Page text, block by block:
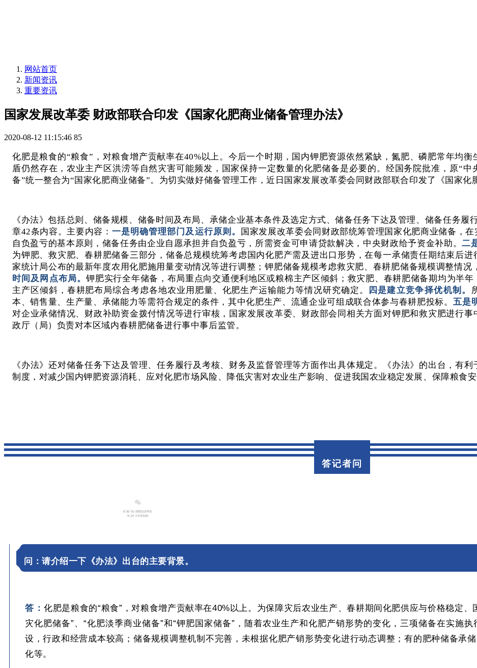
网站首页
新闻资讯
重要资讯
国家发展改革委 财政部联合印发《国家化肥商业储备管理办法》
2020-08-12 11:15:46 85
化肥是粮食的“粮食”，对粮食增产贡献率在40%以上。今后一个时期，国内钾肥资源依然紧缺，氮肥、磷肥常年均
盾仍然存在，农业主产区洪涝等自然灾害可能频发，国家保持一定数量的化肥储备是必要的。经国务院批准，原“中
备”统一整合为“国家化肥商业储备”。为切实做好储备管理工作，近日国家发展改革委会同财政部联合印发了《国家化
《办法》包括总则、储备规模、储备时间及布局、承储企业基本条件及选定方式、储备任务下达及管理、储备任务履
章42条内容。主要内容： 一是明确管理部门及运行原则。
国家发展改革委会同财政部统筹管理国家化肥商业储备，
自负盈亏的基本原则，储备任务由企业自愿承担并自负盈亏，所需资金可申请贷款解决，中央财政给予资金补助。二
为钾肥、救灾肥、春耕肥储备三部分，储备总规模统筹考虑国内化肥产需及进出口形势，在每一承储责任期结束后
家统计局公布的最新年度农用化肥施用量变动情况等进行调整；钾肥储备规模考虑救灾肥、春耕肥储备规模调整情
时间及网点布局。钾肥实行全年储备，布局重点向交通便利地区或粮棉主产区倾斜；救灾肥、春耕肥储备期均为半
主产区倾斜，春耕肥布局综合考虑各地农业用肥量、化肥生产运输能力等情况研究确定。
四是建立竞争择优机制。
本、销售量、生产量、承储能力等需符合规定的条件，其中化肥生产、流通企业可组成联合体参与春耕肥投标。 五是
对企业承储情况、财政补助资金拨付情况等进行审核，国家发展改革委、财政部会同相关方面对钾肥和救灾肥进行
政厅（局）负责对本区域内春耕肥储备进行事中事后监管。
《办法》还对储备任务下达及管理、任务履行及考核、财务及监督管理等方面作出具体规定。《办法》的出台，有
制度，对减少国内钾肥资源消耗、应对化肥市场风险、降低灾害对农业生产影响、促进我国农业稳定发展、保障粮食安
答记者问
01
问：请介绍一下《办法》出台的主要背景。
答：化肥是粮食的“粮食”，对粮食增产贡献率在40%以上。 为保障灾后农业生产、春耕期间化肥供应与价格稳定
灾化肥储备”、“化肥淡季商业储备”和“钾肥国家储备”，随着农业生产和化肥产销形势的变化，三项储备在实施
设，行政和经营成本较高；储备规模调整机制不完善，未根据化肥产销形势变化进行动态调整；有的肥种储备承
化等。